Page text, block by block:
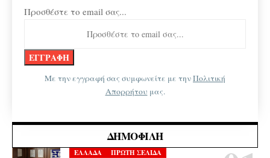
Προσθέστε το email σας...
Με την εγγραφή σας συμφωνείτε με τηνΠολιτική
Απορρήτου μας.
ΔΗΜΟΦΙΛΉ
ΕΛΛΑΔΑ ΠΡΩΤΗ ΣΕΛΙΔΑ